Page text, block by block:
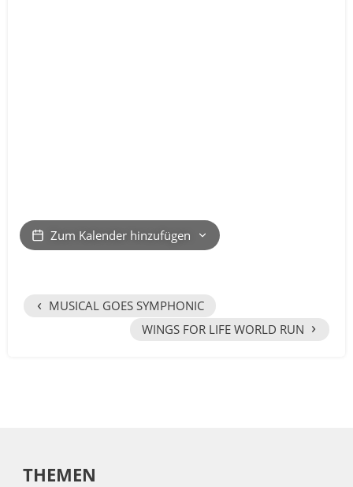
Zum Kalender hinzufügen
‹ MUSICAL GOES SYMPHONIC
WINGS FOR LIFE WORLD RUN ›
THEMEN